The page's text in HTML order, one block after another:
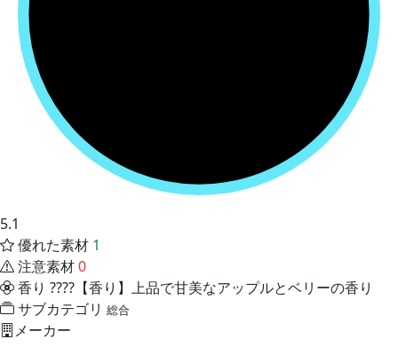
5.1
優れた素材 1
注意素材0
香り ????【香り】上品で甘美なアップルとベリーの香り
サブカテゴリ 総合
メーカー